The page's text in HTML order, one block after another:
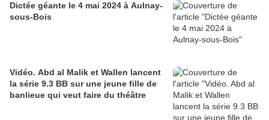
Dictée géante le 4 mai 2024 à Aulnay-
sous-Bois
Vidéo. Abd al Malik et Wallen lancent
la série 9.3 BB sur une jeune fille de
banlieue qui veut faire du théâtre